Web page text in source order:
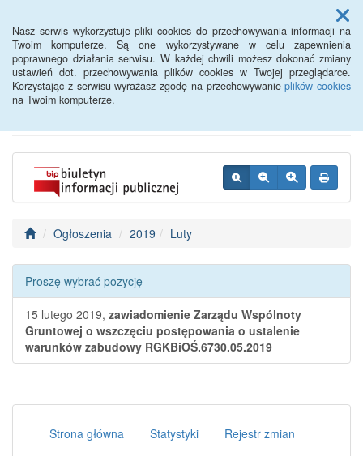
Nasz serwis wykorzystuje pliki cookies do przechowywania informacji na
Twoim komputerze. Są one wykorzystywane w celu zapewnienia
poprawnego działania serwisu. W każdej chwili możesz dokonać zmiany
ustawień dot. przechowywania plików cookies w Twojej przeglądarce.
Korzystając z serwisu wyrażasz zgodę na przechowywanieplików cookies
na Twoim komputerze.
Menu
BIP - Urząd Miejski
Wyśmierzyce
Ogłoszenia 2019 Luty
Proszę wybrać pozycję
15 lutego 2019, zawiadomienie Zarządu Wspólnoty
Gruntowej o wszczęciu postępowania o ustalenie
warunków zabudowy RGKBiOŚ.6730.05.2019
Strona główna Statystyki
Rejestr zmian